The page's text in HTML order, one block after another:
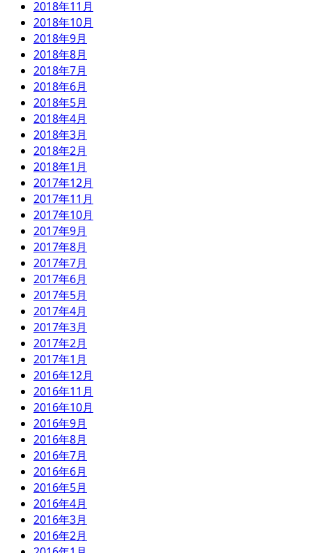
2018年11月
2018年10月
2018年9月
2018年8月
2018年7月
2018年6月
2018年5月
2018年4月
2018年3月
2018年2月
2018年1月
2017年12月
2017年11月
2017年10月
2017年9月
2017年8月
2017年7月
2017年6月
2017年5月
2017年4月
2017年3月
2017年2月
2017年1月
2016年12月
2016年11月
2016年10月
2016年9月
2016年8月
2016年7月
2016年6月
2016年5月
2016年4月
2016年3月
2016年2月